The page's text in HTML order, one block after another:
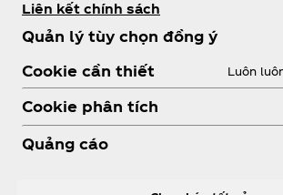
Cần trợ giúp?
Liên kết chính sách
Quản lý tùy chọn đồng ý
Cookie cần thiết
Luôn
Cookie phân tích
Quảng cáo